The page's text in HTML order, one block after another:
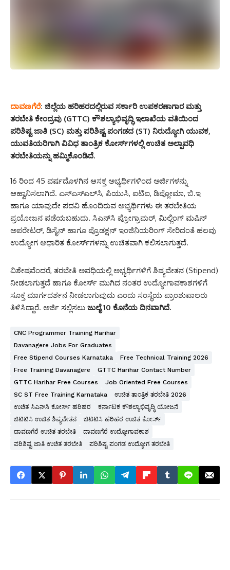
ದಾವಣಗೆರೆ: ಜಿಲ್ಲೆಯ ಹರಿಹರದಲ್ಲಿರುವ ಸರ್ಕಾರಿ ಉಪಕರಣಾಗಾರ ಮತ್ತು
ತರಬೇತಿ ಕೇಂದ್ರವು (GTTC) ಕೌಶಲ್ಯಾಭಿವೃದ್ಧಿ ಇಲಾಖೆಯ ವತಿಯಿಂದ
ಪರಿಶಿಷ್ಟ ಜಾತಿ (SC) ಮತ್ತು ಪರಿಶಿಷ್ಟ ಪಂಗಡದ (ST) ನಿರುದ್ಯೋಗಿ ಯುವಕ,
ಯುವತಿಯರಿಗಾಗಿ ವಿವಿಧ ತಾಂತ್ರಿಕ ಕೋರ್ಸ್‌ಗಳಲ್ಲಿ ಉಚಿತ ಅಲ್ಪಾವಧಿ
ತರಬೇತಿಯನ್ನು ಹಮ್ಮಿಕೊಂಡಿದೆ.
16 ರಿಂದ 45 ವರ್ಷದೊಳಗಿನ ಆಸಕ್ತ ಅಭ್ಯರ್ಥಿಗಳಿಂದ ಅರ್ಜಿಗಳನ್ನು
ಆಹ್ವಾನಿಸಲಾಗಿದೆ. ಎಸ್‌ಎಸ್‌ಎಲ್‌ಸಿ, ಪಿಯುಸಿ, ಐಟಿಐ, ಡಿಪ್ಲೋಮಾ, ಬಿ.ಇ
ಹಾಗೂ ಯಾವುದೇ ಪದವಿ ಹೊಂದಿರುವ ಅಭ್ಯರ್ಥಿಗಳು ಈ ತರಬೇತಿಯ
ಪ್ರಯೋಜನ ಪಡೆಯಬಹುದು. ಸಿಎನ್‌ಸಿ ಪ್ರೋಗ್ರಾಮರ್, ಮಿಲ್ಲಿಂಗ್ ಮಷಿನ್
ಅಪರೇಟರ್, ಡಿಸೈನ್ ಹಾಗೂ ಪ್ರೊಡಕ್ಷನ್ ಇಂಜಿನಿಯರಿಂಗ್ ಸೇರಿದಂತೆ ಹಲವು
ಉದ್ಯೋಗ ಆಧಾರಿತ ಕೋರ್ಸ್‌ಗಳನ್ನು ಉಚಿತವಾಗಿ ಕಲಿಸಲಾಗುತ್ತದೆ.
ವಿಶೇಷವೆಂದರೆ, ತರಬೇತಿ ಅವಧಿಯಲ್ಲಿ ಅಭ್ಯರ್ಥಿಗಳಿಗೆ ಶಿಷ್ಯವೇತನ (Stipend)
ನೀಡಲಾಗುತ್ತದೆ ಹಾಗೂ ಕೋರ್ಸ್ ಮುಗಿದ ನಂತರ ಉದ್ಯೋಗಾವಕಾಶಗಳಿಗೆ
ಸೂಕ್ತ ಮಾರ್ಗದರ್ಶನ ನೀಡಲಾಗುವುದು ಎಂದು ಸಂಸ್ಥೆಯ ಪ್ರಾಂಶುಪಾಲರು
ತಿಳಿಸಿದ್ದಾರೆ. ಅರ್ಜಿ ಸಲ್ಲಿಸಲು ಜುಲೈ 10 ಕೊನೆಯ ದಿನವಾಗಿದೆ.
CNC Programmer Training Harihar
Davanagere Jobs For Graduates
Free Stipend Courses Karnataka
Free Technical Training 2026
Free Training Davanagere
GTTC Harihar Contact Number
GTTC Harihar Free Courses
Job Oriented Free Courses
SC ST Free Training Karnataka
ಉಚಿತ ತಾಂತ್ರಿಕ ತರಬೇತಿ 2026
ಉಚಿತ ಸಿಎನ್‌ಸಿ ಕೋರ್ಸ್ ಹರಿಹರ
ಕರ್ನಾಟಕ ಕೌಶಲ್ಯಾಭಿವೃದ್ಧಿ ಯೋಜನೆ
ಜಿಟಿಟಿಸಿ ಉಚಿತ ಶಿಷ್ಯವೇತನ
ಜಿಟಿಟಿಸಿ ಹರಿಹರ ಉಚಿತ ಕೋರ್ಸ್
ದಾವಣಗೆರೆ ಉಚಿತ ತರಬೇತಿ
ದಾವಣಗೆರೆ ಉದ್ಯೋಗಾವಕಾಶ
ಪರಿಶಿಷ್ಟ ಜಾತಿ ಉಚಿತ ತರಬೇತಿ
ಪರಿಶಿಷ್ಟ ಪಂಗಡ ಉದ್ಯೋಗ ತರಬೇತಿ